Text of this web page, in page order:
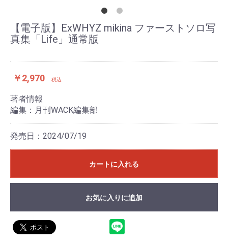
【電子版】ExWHYZ mikina ファーストソロ写
真集「Life」通常版
￥2,970 税込
著者情報
編集：月刊WACK編集部
発売日：2024/07/19
カートに入れる
お気に入りに追加